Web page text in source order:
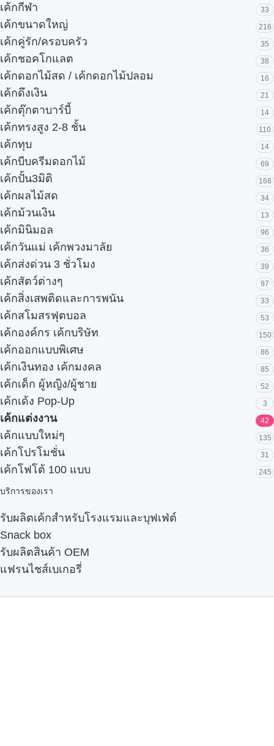
เค้กกีฬา 33
เค้กขนาดใหญ่ 216
เค้กคู่รัก/ครอบครัว 35
เค้กชอคโกแลต 38
เค้กดอกไม้สด / เค้กดอกไม้ปลอม 16
เค้กดึงเงิน 21
เค้กตุ๊กตาบาร์บี้ 14
เค้กทรงสูง 2-8 ชั้น 110
เค้กทุบ 14
เค้กบีบครีมดอกไม้ 69
เค้กปั้น3มิติ 168
เค้กผลไม้สด 34
เค้กม้วนเงิน 13
เค้กมินิมอล 96
เค้กวันแม่ เค้กพวงมาลัย 36
เค้กส่งด่วน 3 ชั่วโมง 39
เค้กสัตว์ต่างๆ 97
เค้กสิ่งเสพติดและการพนัน 33
เค้กสโมสรฟุตบอล 53
เค้กองค์กร เค้กบริษัท 150
เค้กออกแบบพิเศษ 86
เค้กเงินทอง เค้กมงคล 85
เค้กเด็ก ผู้หญิง/ผู้ชาย 52
เค้กเด้ง Pop-Up 3
เค้กแต่งงาน 42
เค้กแบบใหม่ๆ 135
เค้กโปรโมชั่น 31
เค้กโฟโต้ 100 แบบ 245
บริการของเรา
รับผลิตเค้กสำหรับโรงแรมและบุฟเฟ่ต์
Snack box
รับผลิตสินค้า OEM
แฟรนไชส์เบเกอรี่